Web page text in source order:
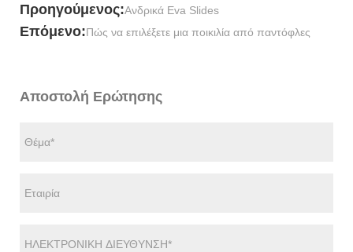
Προηγούμενος:Ανδρικά Eva Slides
Επόμενο:Πώς να επιλέξετε μια ποικιλία από παντόφλες
Αποστολή Ερώτησης